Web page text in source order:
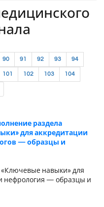
90 91 92 93 94
101 102 103 104
раздела
для аккредитации
— образцы и
«Ключевые навыки» для
нефрология — образцы и